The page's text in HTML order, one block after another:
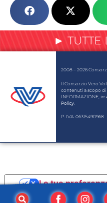
► TUTTE
2008 – 2026
Il Consorzio Vero
contenuti a scopo di
INFORMAZIONE,
Policy
P. IVA: 06315490968
Informativa sulla
Le tue